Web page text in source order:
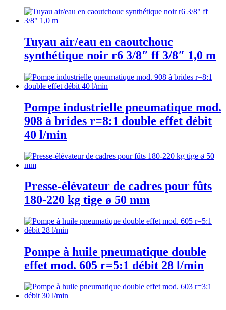
Tuyau air/eau en caoutchouc
synthétique noir r6 3/8″ ff 3/8″ 1,0 m
Pompe industrielle pneumatique mod.
908 à brides r=8:1 double effet débit
40 l/min
Presse-élévateur de cadres pour fûts
180-220 kg tige ø 50 mm
Pompe à huile pneumatique double
effet mod. 605 r=5:1 débit 28 l/min